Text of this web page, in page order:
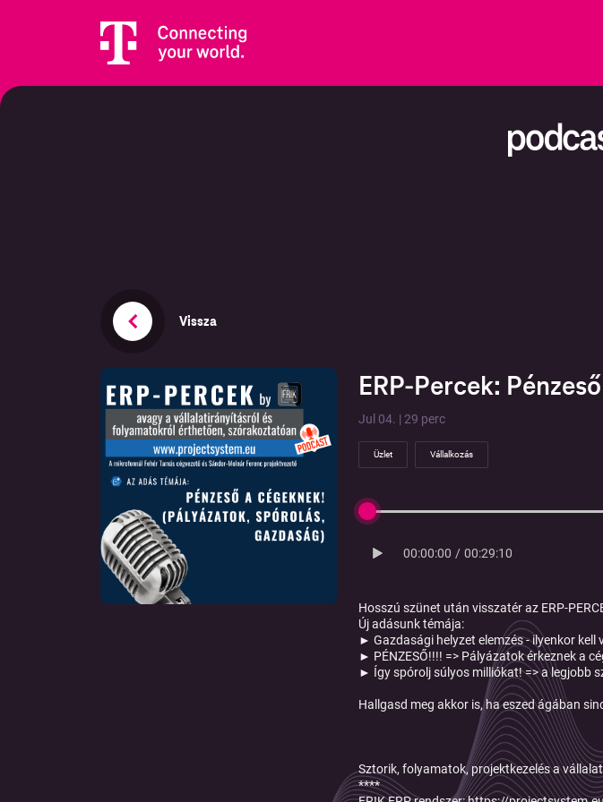
Vissza
ERP-Percek:
Jul 04. | 29 perc
Üzlet Vállalkozás
00:00:00 / 00:29:10
Hosszú szünet után visszatér az ERP-
Új adásunk témája:
► Gazdasági helyzet elemzés - ilyenkor
► PÉNZESŐ!!!! => Pályázatok érkeznek a
► Így spórolj súlyos milliókat! => a legjobb
Hallgasd meg akkor is, ha eszed ágában
Sztorik, folyamatok, projektkezelés a
****